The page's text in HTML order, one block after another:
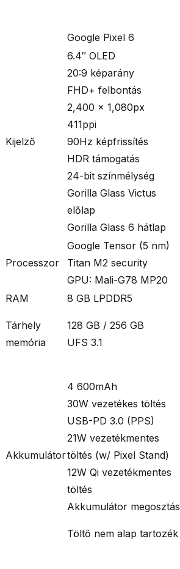
Google Pixel 6
Kijelző
6.4″ OLED
20:9 képarány
FHD+ felbontás
2,400 × 1,080px
411ppi
90Hz képfrissítés
HDR támogatás
24-bit színmélység
Gorilla Glass Victus
előlap
Gorilla Glass 6 hátlap
Processzor
Google Tensor (5 nm)
Titan M2 security
GPU: Mali-G78 MP20
RAM
8 GB LPDDR5
Tárhely
memória
128 GB / 256 GB
UFS 3.1
Akkumulátor
4 600mAh
30W vezetékes töltés
USB-PD 3.0 (PPS)
21W vezetékmentes
töltés (w/ Pixel Stand)
12W Qi vezetékmentes
töltés
Akkumulátor megosztás
Töltő nem alap tartozék